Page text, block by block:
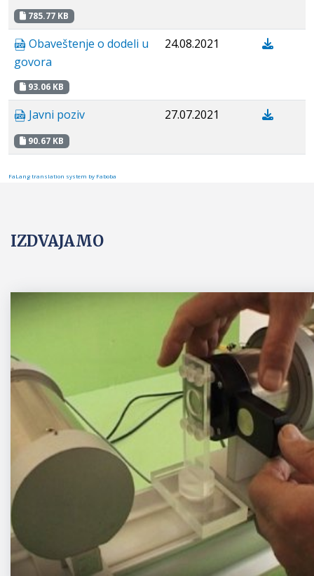
785.77 KB
Obaveštenje o dodeli u
govora
93.06 KB
24.08.2021
Javni poziv
90.67 KB
27.07.2021
FaLang translation system by Faboba
IZDVAJAMO